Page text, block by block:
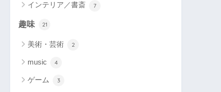
インテリア／書斎 7
趣味 21
美術・芸術 2
music 4
ゲーム 3